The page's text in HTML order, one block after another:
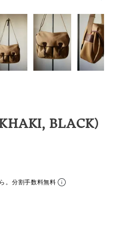
登録
BLACK）
。分割手数料無料